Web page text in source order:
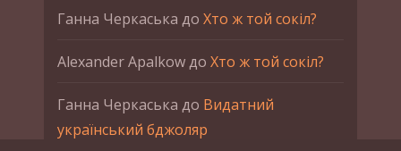
Ганна Черкаська до Хто ж той сокіл?
Alexander Apalkowдо Хто ж той сокіл?
Ганна Черкаська до Видатний
український бджоляр